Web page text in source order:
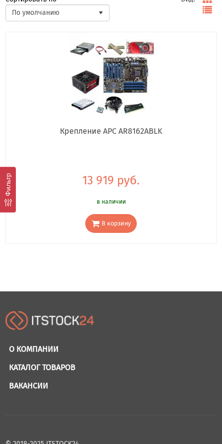
Фильтр
Крепление APC AR8162ABLK
13 919 руб.
в наличии
В корзину
О КОМПАНИИ
КАТАЛОГ ТОВАРОВ
ВАКАНСИИ